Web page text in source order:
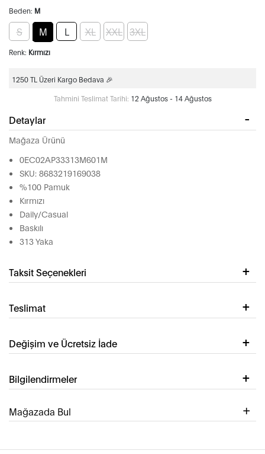
Beden: M
S M L XL XXL 3XL
Renk: Kırmızı
1250 TL Üzeri Kargo Bedava 🎉
Tahmini Teslimat Tarihi: 12 Ağustos - 14 Ağustos
Detaylar
Mağaza Ürünü
0EC02AP33313M601M
SKU: 8683219169038
%100 Pamuk
Kırmızı
Daily/Casual
Baskılı
313 Yaka
Taksit Seçenekleri
Teslimat
Değişim ve Ücretsiz İade
Bilgilendirmeler
Mağazada Bul